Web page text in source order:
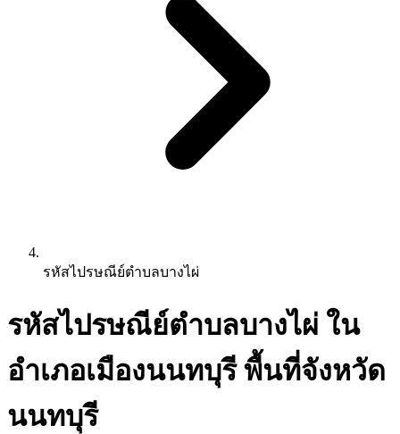
รหัสไปรษณีย์ตำบลบางไผ่
รหัสไปรษณีย์ตำบลบางไผ่ ใน
อำเภอเมืองนนทบุรี พื้นที่จังหวัด
นนทบุรี